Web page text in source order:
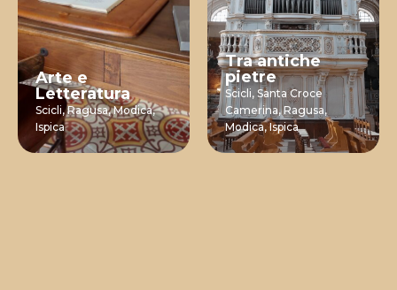
Arte e
Letteratura
Scicli,Ragusa,Modica,
Ispica
Tra antiche
pietre
Scicli, Santa Croce
Camerina,Ragusa,
Modica,Ispica